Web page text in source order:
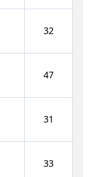
32
47
31
33